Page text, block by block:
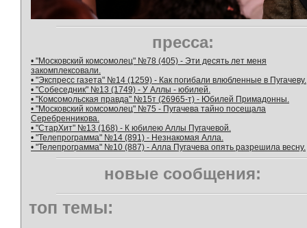
пресса:
• "Московский комсомолец" №78 (405) - Эти десять лет меня
закомплексовали.
• "Экспресс газета" №14 (1259) - Как погибали влюбленные в Пугачеву.
• "Собеседник" №13 (1749) - У Аллы - юбилей.
• "Комсомольская правда" №15т (26965-т) - Юбилей Примадонны.
• "Московский комсомолец" №75 - Пугачева тайно посещала
Серебренникова.
• "СтарХит" №13 (168) - К юбилею Аллы Пугачевой.
• "Телепрограмма" №14 (891) - Незнакомая Алла.
• "Телепрограмма" №10 (887) - Алла Пугачева опять разрешила весну.
новые сообщения:
топ темы: